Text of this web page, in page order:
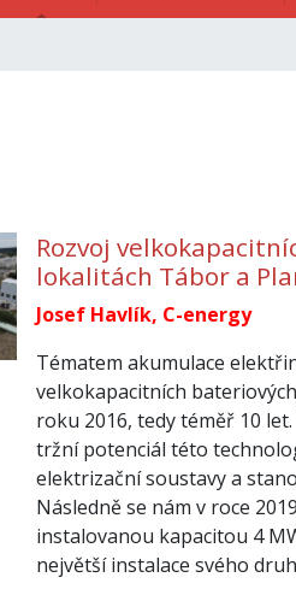
Rozvoj
lokalitách Tábor a
Josef Havlík, C-energy
Tématem akumulace
velkokapacitních
roku 2016, tedy téměř 10
tržní potenciál této
elektrizační soustavy a
Následně se nám v roce
instalovanou kapacitou 4
největší instalace svého